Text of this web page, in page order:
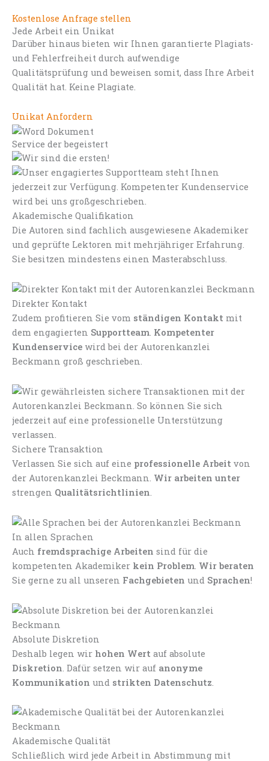
Kostenlose Anfrage stellen
Jede Arbeit ein Unikat
Darüber hinaus bieten wir Ihnen garantierte Plagiats-
und Fehlerfreiheit durch aufwendige
Qualitätsprüfung und beweisen somit, dass Ihre Arbeit
Qualität hat. Keine Plagiate.
Unikat Anfordern
Service der begeistert
Akademische Qualifikation
Die Autoren sind fachlich ausgewiesene Akademiker
und geprüfte Lektoren mit mehrjähriger Erfahrung.
Sie besitzen mindestens einen Masterabschluss.
Direkter Kontakt
Zudem profitieren Sie vom ständigen Kontakt mit
dem engagierten Supportteam. Kompetenter
Kundenservice wird bei der Autorenkanzlei
Beckmann groß geschrieben.
Sichere Transaktion
Verlassen Sie sich auf eine professionelle Arbeit von
der Autorenkanzlei Beckmann. Wir arbeiten unter
strengen Qualitätsrichtlinien
In allen Sprachen
Auch fremdsprachige Arbeiten sind für die
kompetenten Akademiker kein Problem. Wir beraten
Sie gerne zu all unseren Fachgebieten und Sprachen!
Absolute Diskretion
Deshalb legen wir hohen Wert auf absolute
Diskretion. Dafür setzen wir auf anonyme
Kommunikation und strikten Datenschutz.
Akademische Qualität
Schließlich wird jede Arbeit in Abstimmung mit